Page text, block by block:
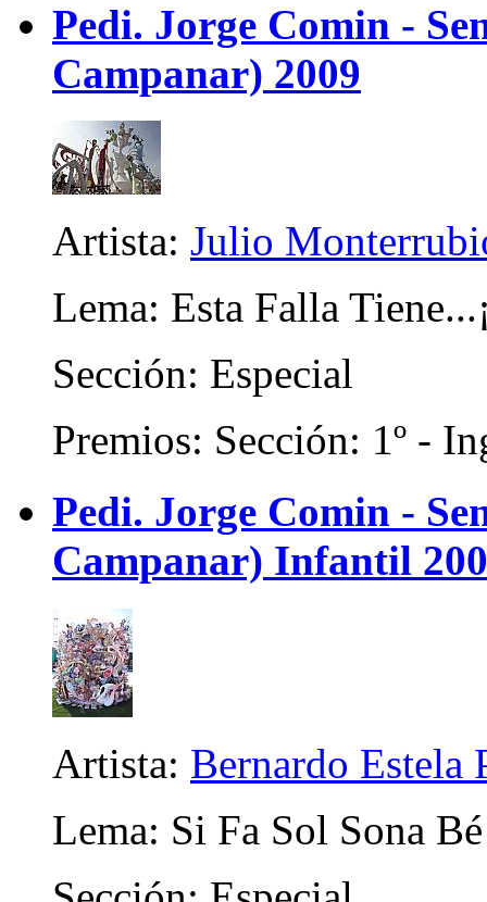
Pedi. Jorge Comin -
Campanar) 2009
Artista: Julio
Lema: Esta Falla
Sección: Especial
Premios: Sección: 1º -
Pedi. Jorge Comin -
Campanar) Infantil
Artista: Bernardo Estela
Lema: Si Fa Sol Sona Bé